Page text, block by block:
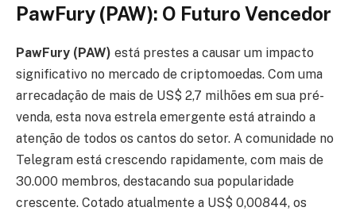
PawFury (PAW): O Futuro Vencedor
PawFury (PAW) está prestes a causar um impacto
significativo no mercado de criptomoedas. Com uma
arrecadação de mais de US$ 2,7 milhões em sua pré-
venda, esta nova estrela emergente está atraindo a
atenção de todos os cantos do setor. A comunidade no
Telegram está crescendo rapidamente, com mais de
30.000 membros, destacando sua popularidade
crescente. Cotado atualmente a US$ 0,00844, os